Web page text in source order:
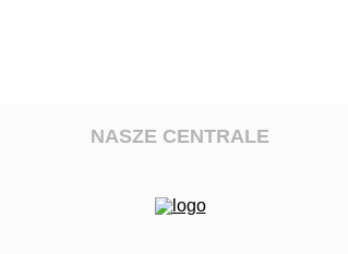
NASZE CENTRALE